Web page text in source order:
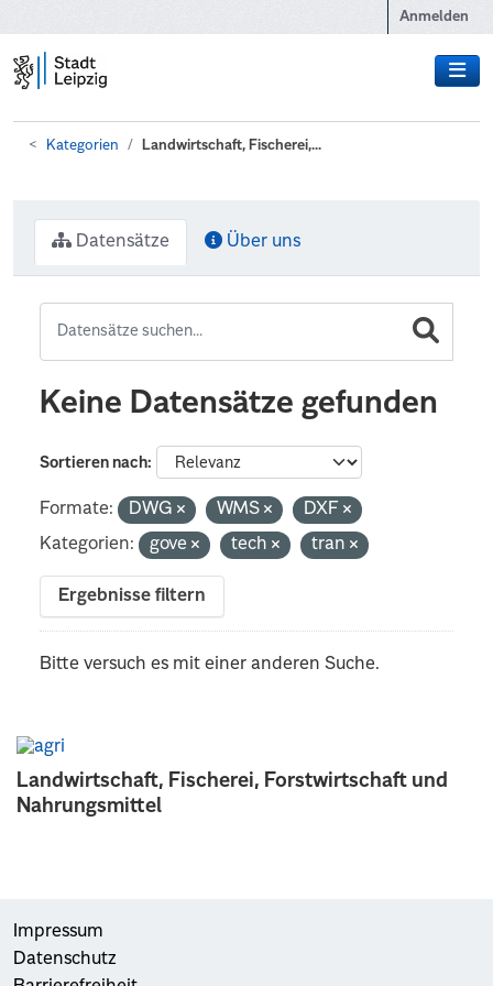
Anmelden
Kategorien Landwirtschaft, Fischerei,...
Landwirtschaft, Fischerei, Forstwirtschaft und
Nahrungsmittel
Datensätze Über uns
Keine Datensätze gefunden
Sortieren nach
Formate: DWG WMS
DXF
Kategorien:
gove tech tran
Ergebnisse filtern
Bitte versuch es mit einer anderen Suche.
Impressum
Datenschutz